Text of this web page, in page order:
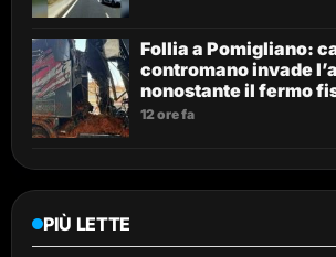
Follia a Pomigliano:
contromano invade
nonostante il fermo
12 ore fa
PIÙ LETTE